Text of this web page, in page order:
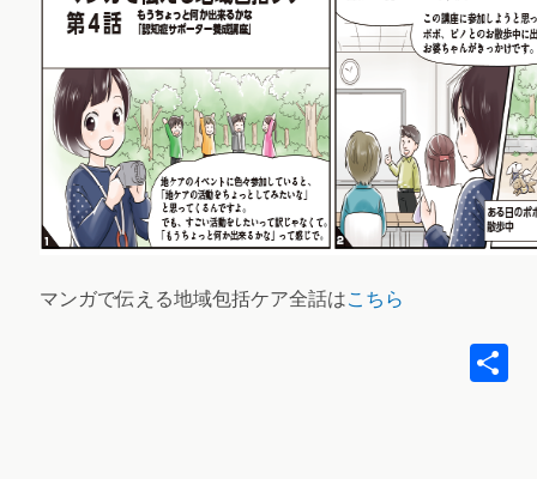
マンガで伝える地域包括ケア全話はこちら